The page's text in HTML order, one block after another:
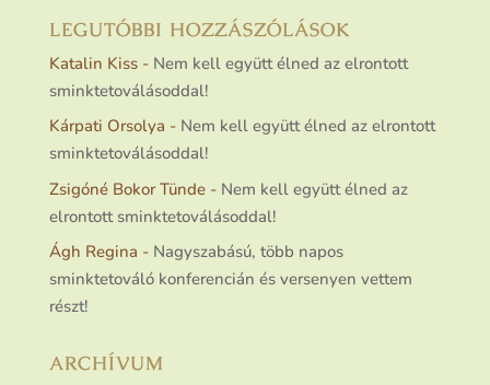
LEGUTÓBBI HOZZÁSZÓLÁSOK
Katalin Kiss- Nem kell együtt élned az elrontott
sminktetoválásoddal!
Kárpati Orsolya - Nem kell együtt élned az elrontott
sminktetoválásoddal!
Zsigóné Bokor Tünde- Nem kell együtt élned az
elrontott sminktetoválásoddal!
Ágh Regina - Nagyszabású, több napos
sminktetováló konferencián és versenyen vettem
részt!
ARCHÍVUM